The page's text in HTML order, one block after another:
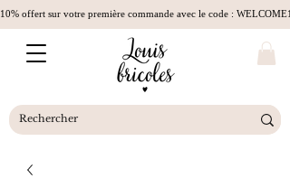
10% offert sur votre première commande avec le code :